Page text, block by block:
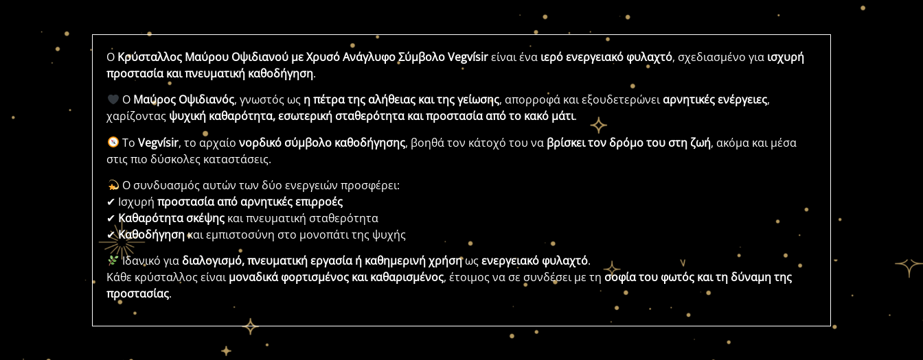
Ο Κρύσταλλος Μαύρου Οψιδιανού με Χρυσό Ανάγλυφο Σύμβολο Vegvísirείναι ένα ιερό ενεργειακό φυλαχτό, σχεδιασμένο για ισχυρή
προστασία και πνευματική καθοδήγηση.
Ο Μαύρος Οψιδιανός, γνωστός ως η πέτρα της αλήθειας και της γείωσης, απορροφά και εξουδετερώνειαρνητικές ενέργειες,
χαρίζοντας ψυχική καθαρότητα, εσωτερική σταθερότητα και προστασία από το κακό μάτι.
Το Vegvísir, το αρχαίο νορδικό σύμβολο καθοδήγησης, βοηθά τον κάτοχό του να βρίσκει τον δρόμο του στη ζωή, ακόμα και μέσα
στις πιο δύσκολες καταστάσεις.
Ο συνδυασμός αυτών των δύο ενεργειών προσφέρει:
✔ Ισχυρήπροστασία από αρνητικές επιρροές
✔ Καθαρότητα σκέψης και πνευματική σταθερότητα
✔Καθοδήγησηκαι εμπιστοσύνη στο μονοπάτι της ψυχής
Ιδανικό για διαλογισμό, πνευματική εργασία ή καθημερινή χρήσηωςενεργειακό φυλαχτό.
Κάθε κρύσταλλος είναιμοναδικά φορτισμένος και καθαρισμένος, έτοιμος να σε συνδέσει με τη σοφία του φωτός και τη δύναμη της
προστασίας.